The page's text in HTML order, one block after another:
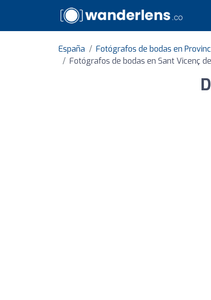
España Fotógrafos de bodas en
Fotógrafos de bodas en Sant Vicenç